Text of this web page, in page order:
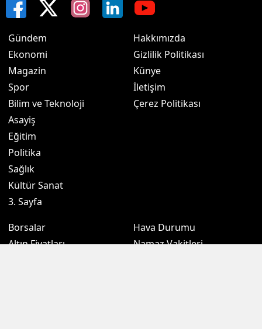
Gündem
Ekonomi
Magazin
Spor
Bilim ve Teknoloji
Asayiş
Eğitim
Politika
Sağlık
Kültür Sanat
3. Sayfa
Hakkımızda
Gizlilik Politikası
Künye
İletişim
Çerez Politikası
Borsalar
Altın Fiyatları
Hava Durumu
Namaz Vakitleri